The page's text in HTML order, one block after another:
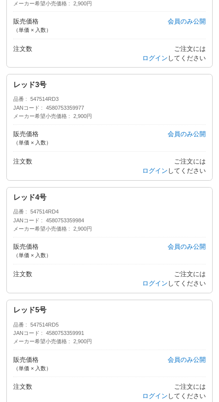
メーカー希望小売価格 2,900円
販売価格
（単価 × 入数）
会員のみ公開
注文数
ご注文には
ログイン してください
レッド3号
品番
547514RD3
JANコード
4580753359977
メーカー希望小売価格
2,900円
販売価格
（単価 × 入数）
会員のみ公開
注文数
ご注文には
ログイン してください
レッド4号
品番
547514RD4
JANコード
4580753359984
メーカー希望小売価格
2,900円
販売価格
（単価 × 入数）
会員のみ公開
注文数
ご注文には
ログイン してください
レッド5号
品番
547514RD5
JANコード
4580753359991
メーカー希望小売価格
2,900円
販売価格
（単価 × 入数）
会員のみ公開
注文数
ご注文には
ログイン してください